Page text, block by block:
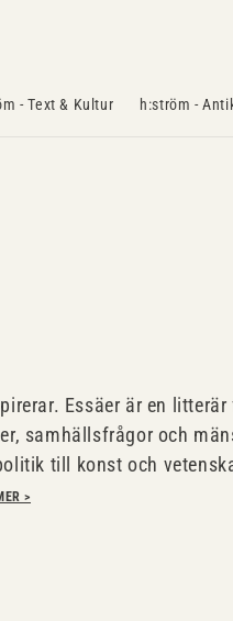
- Text & Kultur h:ström -
Essäer är en
samhällsfrågor och
till konst och
>